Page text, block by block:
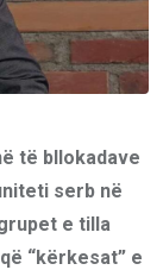
të bllokadave
serb në
e tilla
“kërkesat” e